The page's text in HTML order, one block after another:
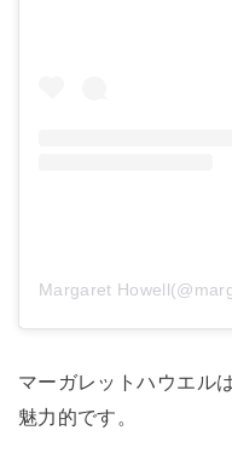
マーガレットハウエル
魅力的です。